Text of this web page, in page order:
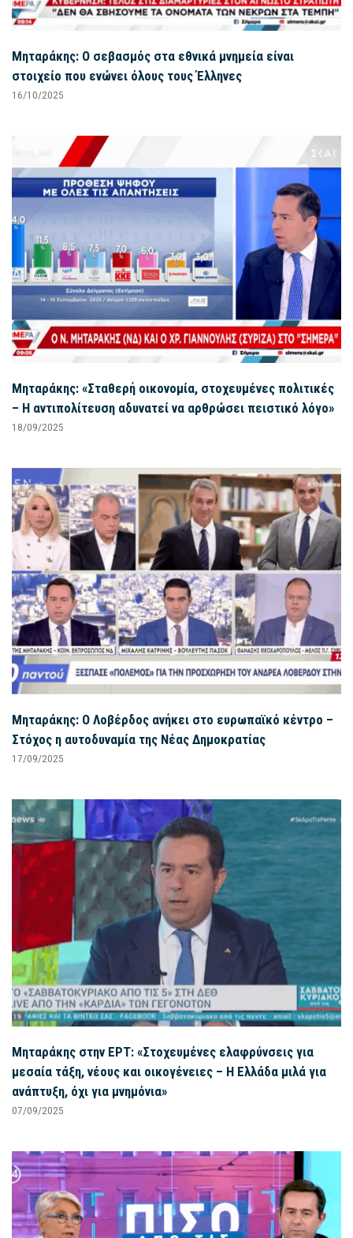
Μηταράκης: Ο σεβασμός στα εθνικά μνημεία είναι
στοιχείο που ενώνει όλους τους Έλληνες
16/10/2025
Μηταράκης: «Σταθερή οικονομία, στοχευμένες πολιτικές
– Η αντιπολίτευση αδυνατεί να αρθρώσει πειστικό λόγο»
18/09/2025
Μηταράκης: Ο Λοβέρδος ανήκει στο ευρωπαϊκό κέντρο –
Στόχος η αυτοδυναμία της Νέας Δημοκρατίας
17/09/2025
Μηταράκης στην ΕΡΤ: «Στοχευμένες ελαφρύνσεις για
μεσαία τάξη, νέους και οικογένειες – Η Ελλάδα μιλά για
ανάπτυξη, όχι για μνημόνια»
07/09/2025